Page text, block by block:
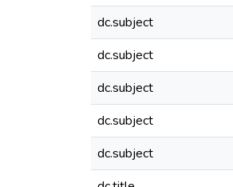
dc.subject
dc.subject
dc.subject
dc.subject
dc.subject